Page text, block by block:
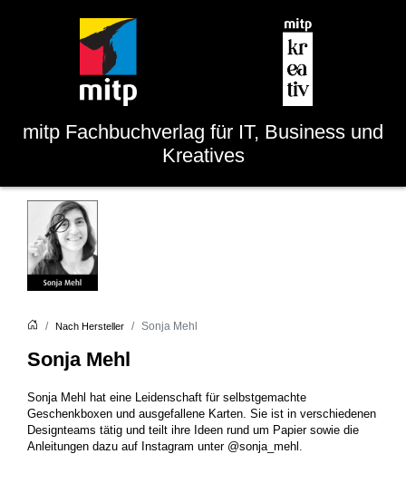
mitp Fachbuchverlag für IT, Business und
Kreatives
Nach Hersteller Sonja Mehl
Sonja Mehl
Sonja Mehl hat eine Leidenschaft für selbstgemachte
Geschenkboxen und ausgefallene Karten. Sie ist in verschiedenen
Designteams tätig und teilt ihre Ideen rund um Papier sowie die
Anleitungen dazu auf Instagram unter @sonja_mehl.